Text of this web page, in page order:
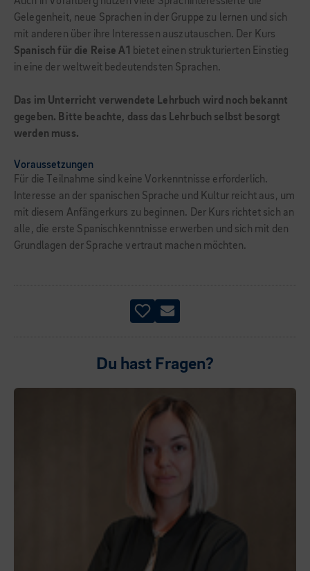
Gelegenheit, neue Sprachen in der Gruppe zu lernen und sich
mit anderen über ihre Interessen auszutauschen. Der Kurs
Spanisch für die Reise A1
bietet einen strukturierten Einstieg
in eine der weltweit bedeutendsten Sprachen.
Das im Unterricht verwendete Lehrbuch wird noch bekannt
gegeben. Bitte beachte, dass das Lehrbuch selbst besorgt
werden muss.
Voraussetzungen
Für die Teilnahme sind keine Vorkenntnisse erforderlich.
Interesse an der spanischen Sprache und Kultur reicht aus, um
mit diesem Anfängerkurs zu beginnen. Der Kurs richtet sich an
alle, die erste Spanischkenntnisse erwerben und sich mit den
Grundlagen der Sprache vertraut machen möchten.
Du hast Fragen?